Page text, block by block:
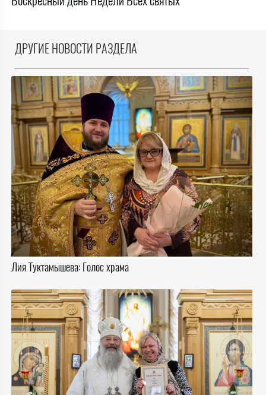
ДРУГИЕ НОВОСТИ РАЗДЕЛА
Лия Туктамышева: Голос храма